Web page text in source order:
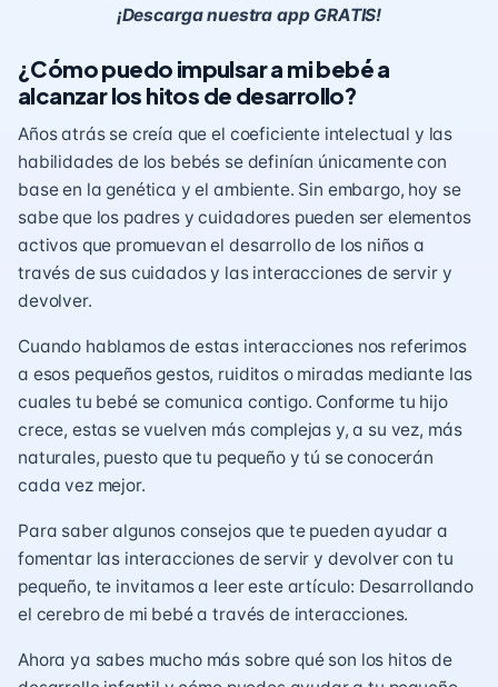
¡Descarga nuestra app GRATIS!
¿Cómo puedo impulsar a mi bebé a
alcanzar los hitos de desarrollo?
Años atrás se creía que el coeficiente intelectual y las
habilidades de los bebés se definían únicamente con
base en la genética y el ambiente. Sin embargo, hoy se
sabe que los padres y cuidadores pueden ser elementos
activos que promuevan el desarrollo de los niños a
través de sus cuidados y las interacciones de servir y
devolver.
Cuando hablamos de estas interacciones nos referimos
a esos pequeños gestos, ruiditos o miradas mediante las
cuales tu bebé se comunica contigo. Conforme tu hijo
crece, estas se vuelven más complejas y, a su vez, más
naturales, puesto que tu pequeño y tú se conocerán
cada vez mejor.
Para saber algunos consejos que te pueden ayudar a
fomentar las interacciones de servir y devolver con tu
pequeño, te invitamos a leer este artículo: Desarrollando
el cerebro de mi bebé a través de interacciones.
Ahora ya sabes mucho más sobre qué son los hitos de